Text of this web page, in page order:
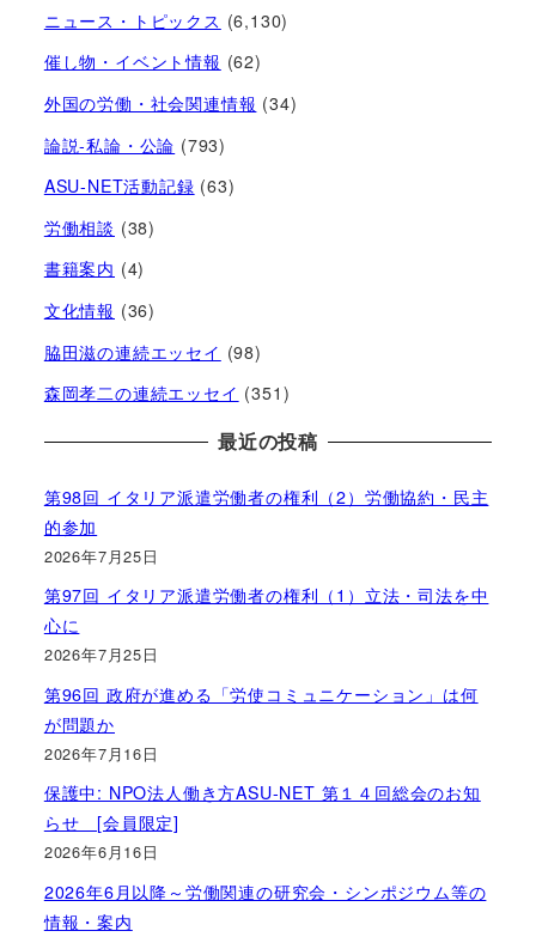
ニュース・トピックス (6,130)
催し物・イベント情報 (62)
外国の労働・社会関連情報 (34)
論説-私論・公論 (793)
ASU-NET活動記録 (63)
労働相談 (38)
書籍案内 (4)
文化情報 (36)
脇田滋の連続エッセイ (98)
森岡孝二の連続エッセイ (351)
最近の投稿
第98回 イタリア派遣労働者の権利（2）労働協約・民主
的参加
2026年7月25日
第97回 イタリア派遣労働者の権利（1）立法・司法を中
心に
2026年7月25日
第96回 政府が進める「労使コミュニケーション」は何
が問題か
2026年7月16日
保護中: NPO法人働き方ASU-NET 第１４回総会のお知
らせ [会員限定]
2026年6月16日
2026年6月以降～労働関連の研究会・シンポジウム等の
情報・案内